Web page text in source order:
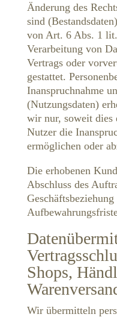
Änderung des
sind
von Art. 6 Abs. 1
Verarbeitung von
Vertrags oder
gestattet.
Inanspruchnahme
(Nutzungsdaten)
wir nur, soweit dies
Nutzer die
ermöglichen oder
Die erhobenen
Abschluss des
Shops,
Wir übermitteln